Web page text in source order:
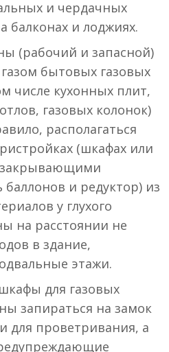
и чердачных
балконах и лоджиях.
(рабочий и запасной)
бытовых газовых
числе кухонных плит,
газовых колонок)
располагаться
(шкафах или
закрывающими
и редуктор) из
у глухого
на расстоянии не
в здание,
этажи.
для газовых
запираться на замок
для проветривания, а